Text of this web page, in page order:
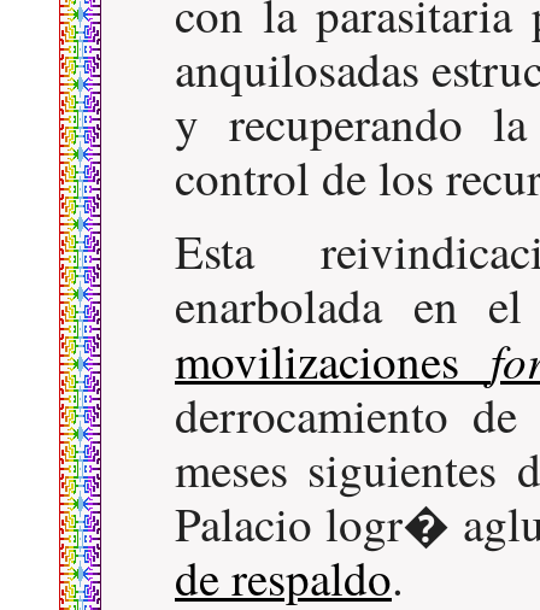
con la parasitaria
anquilosadas
y recuperando
control de los
Esta
enarbolada en
movilizaciones
derrocamiento
meses siguientes
Palacio logr�
de respaldo.